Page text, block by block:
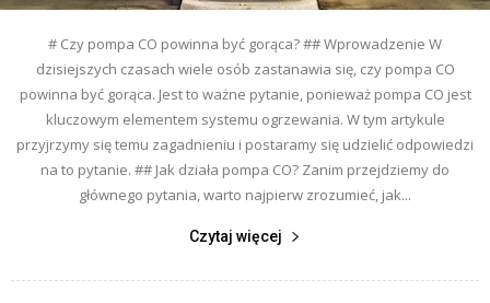
# Czy pompa CO powinna być gorąca? ## Wprowadzenie W
dzisiejszych czasach wiele osób zastanawia się, czy pompa CO
powinna być gorąca. Jest to ważne pytanie, ponieważ pompa CO jest
kluczowym elementem systemu ogrzewania. W tym artykule
przyjrzymy się temu zagadnieniu i postaramy się udzielić odpowiedzi
na to pytanie. ## Jak działa pompa CO? Zanim przejdziemy do
głównego pytania, warto najpierw zrozumieć, jak...
Czytaj więcej